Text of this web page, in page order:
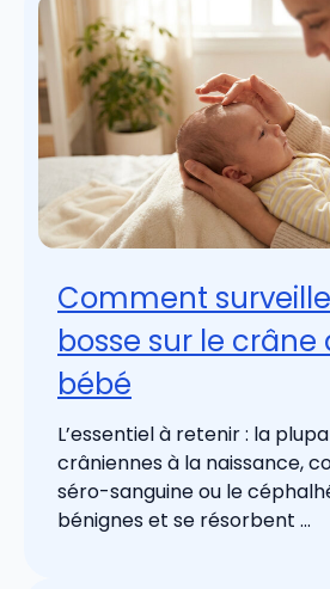
Comment
bosse sur le crâne
bébé
L’essentiel à retenir : la
crâniennes à la naissance,
séro-sanguine ou le
bénignes et se résorbent ...